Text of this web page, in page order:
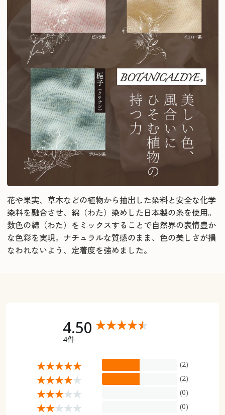
花や果実、草木などの植物から抽出した染料と安全な化学
染料を融合させ、綿（わた）染めした日本製の糸を使用。
数色の綿（わた）をミックスすることで自然界の表情豊か
な色彩を実現。ナチュラルな質感のまま、色の美しさが損
なわれないよう、定着度を強めました。
4.50
4件
(2)
(2)
(0)
(0)